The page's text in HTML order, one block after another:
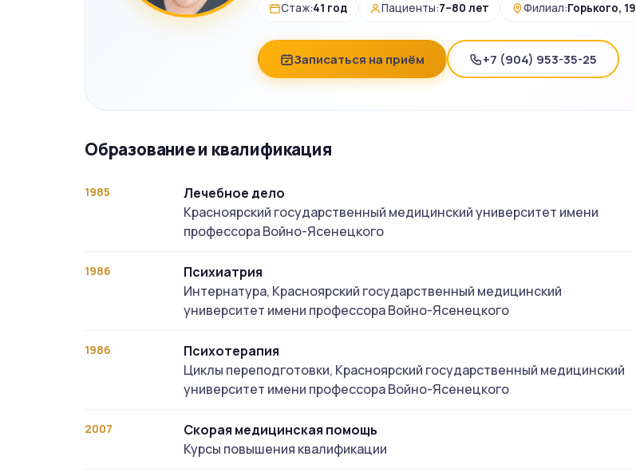
Стаж:41 год Пациенты:7–80 лет Филиал:Горького, 19
Записаться на приём +7 (904) 953-35-25
Образование и квалификация
1985
Лечебное дело
Красноярский государственный медицинский университет имени
профессора Войно-Ясенецкого
1986
Психиатрия
Интернатура, Красноярский государственный медицинский
университет имени профессора Войно-Ясенецкого
1986
Психотерапия
Циклы переподготовки, Красноярский государственный медицинский
университет имени профессора Войно-Ясенецкого
2007
Скорая медицинская помощь
Курсы повышения квалификации